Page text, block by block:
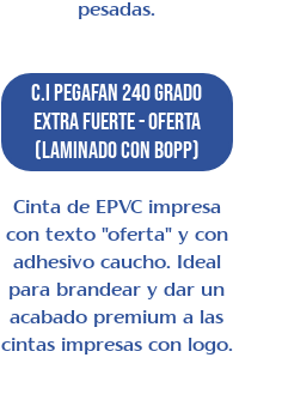
pesadas.
C.I Pegafan 240 Grado
Extra Fuerte - Oferta
(laminado con BOPP)
Cinta de EPVC impresa
con texto "oferta" y con
adhesivo caucho. Ideal
para brandear y dar un
acabado premium a las
cintas impresas con logo.